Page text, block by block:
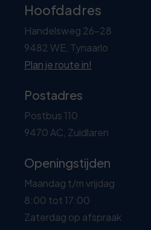
Hoofdadres
Handelsweg 26-28
9482 WE, Tynaarlo
Plan je route in!
Postadres
Postbus 110
9470 AC, Zuidlaren
Openingstijden
Maandag t/m vrijdag
8:00 tot 17:00
Zaterdag op afspraak